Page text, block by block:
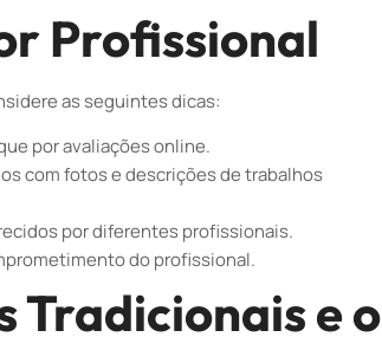
Profissional
as seguintes dicas:
por avaliações online.
com fotos e descrições de trabalhos
por diferentes profissionais.
do profissional.
Tradicionais e o